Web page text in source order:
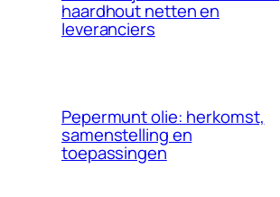
haardhout netten en
leveranciers
Pepermunt olie: herkomst,
samenstelling en
toepassingen